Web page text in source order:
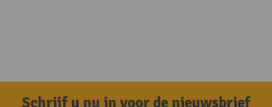
Schrijf u nu in voor de nieuwsbrief